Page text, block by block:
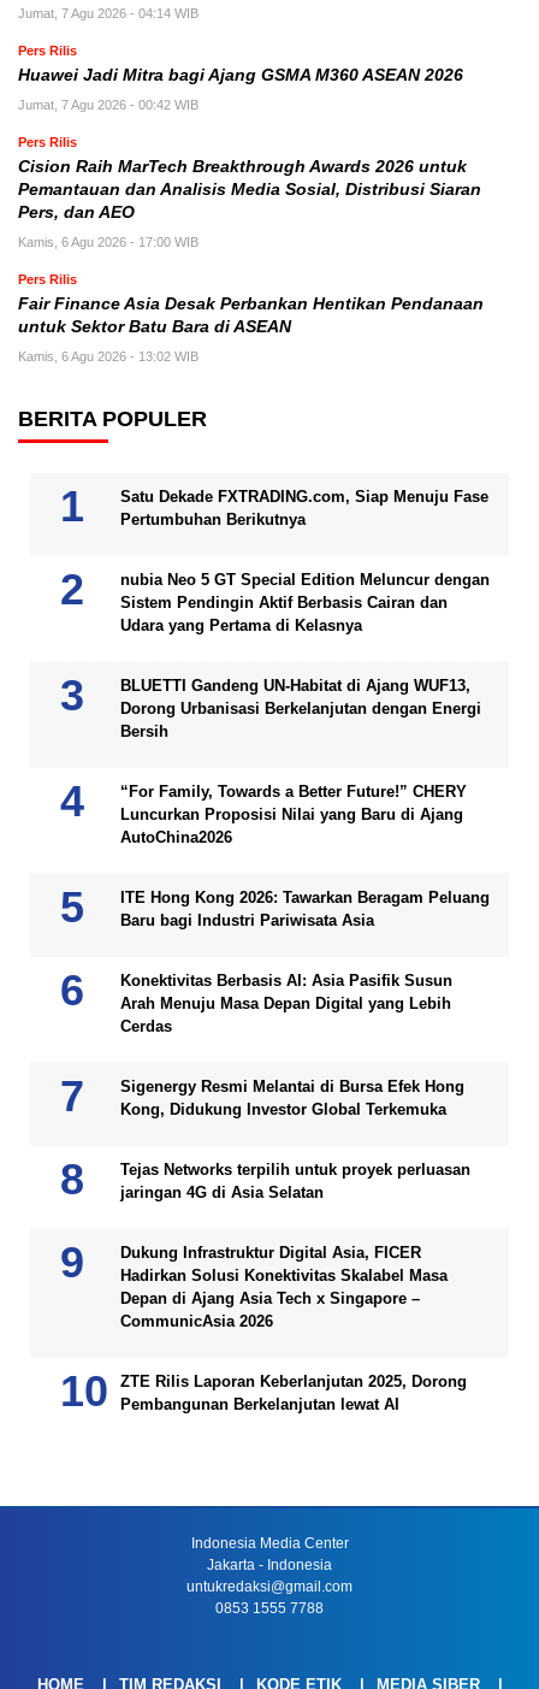
Jumat, 7 Agu 2026 - 04:14 WIB
Pers Rilis
Huawei Jadi Mitra bagi Ajang GSMA M360 ASEAN 2026
Jumat, 7 Agu 2026 - 00:42 WIB
Pers Rilis
Cision Raih MarTech Breakthrough Awards 2026 untuk
Pemantauan dan Analisis Media Sosial, Distribusi Siaran
Pers, dan AEO
Kamis, 6 Agu 2026 - 17:00 WIB
Pers Rilis
Fair Finance Asia Desak Perbankan Hentikan Pendanaan
untuk Sektor Batu Bara di ASEAN
Kamis, 6 Agu 2026 - 13:02 WIB
BERITA POPULER
Satu Dekade FXTRADING.com, Siap Menuju Fase
Pertumbuhan Berikutnya
nubia Neo 5 GT Special Edition Meluncur dengan
Sistem Pendingin Aktif Berbasis Cairan dan
Udara yang Pertama di Kelasnya
BLUETTI Gandeng UN-Habitat di Ajang WUF13,
Dorong Urbanisasi Berkelanjutan dengan Energi
Bersih
“For Family, Towards a Better Future!” CHERY
Luncurkan Proposisi Nilai yang Baru di Ajang
AutoChina2026
ITE Hong Kong 2026: Tawarkan Beragam Peluang
Baru bagi Industri Pariwisata Asia
Konektivitas Berbasis AI: Asia Pasifik Susun
Arah Menuju Masa Depan Digital yang Lebih
Cerdas
Sigenergy Resmi Melantai di Bursa Efek Hong
Kong, Didukung Investor Global Terkemuka
Tejas Networks terpilih untuk proyek perluasan
jaringan 4G di Asia Selatan
Dukung Infrastruktur Digital Asia, FICER
Hadirkan Solusi Konektivitas Skalabel Masa
Depan di Ajang Asia Tech x Singapore –
CommunicAsia 2026
ZTE Rilis Laporan Keberlanjutan 2025, Dorong
Pembangunan Berkelanjutan lewat AI
Indonesia Media Center
Jakarta - Indonesia
untukredaksi@gmail.com
0853 1555 7788
HOME TIM REDAKSI KODE ETIK MEDIA SIBER